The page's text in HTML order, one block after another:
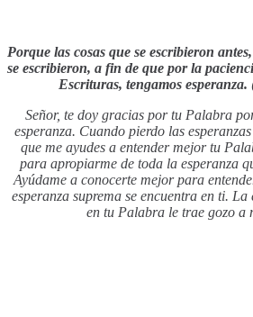
Porque las cosas que se escribieron
se escribieron, a fin de que por la
Escrituras, tengamos
Señor, te doy gracias por tu Palabra
esperanza. Cuando pierdo las
que me ayudes a entender mejor tu
para apropiarme de toda la esperanza
Ayúdame a conocerte mejor para
esperanza suprema se encuentra en ti. La
en tu Palabra le trae gozo a